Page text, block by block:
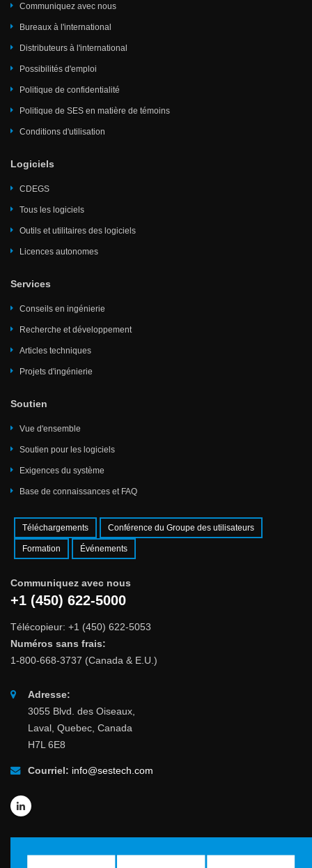
Communiquez avec nous
Bureaux à l'international
Distributeurs à l'international
Possibilités d'emploi
Politique de confidentialité
Politique de SES en matière de témoins
Conditions d'utilisation
Logiciels
CDEGS
Tous les logiciels
Outils et utilitaires des logiciels
Licences autonomes
Services
Conseils en ingénierie
Recherche et développement
Articles techniques
Projets d'ingénierie
Soutien
Vue d'ensemble
Soutien pour les logiciels
Exigences du système
Base de connaissances et FAQ
Téléchargements Conférence du Groupe des utilisateurs
Formation Événements
Communiquez avec nous
+1 (450) 622-5000
Télécopieur: +1 (450) 622-5053
Numéros sans frais:
1-800-668-3737 (Canada & E.U.)
Adresse:
3055 Blvd. des Oiseaux,
Laval, Quebec, Canada
H7L 6E8
Courriel: info@sestech.com